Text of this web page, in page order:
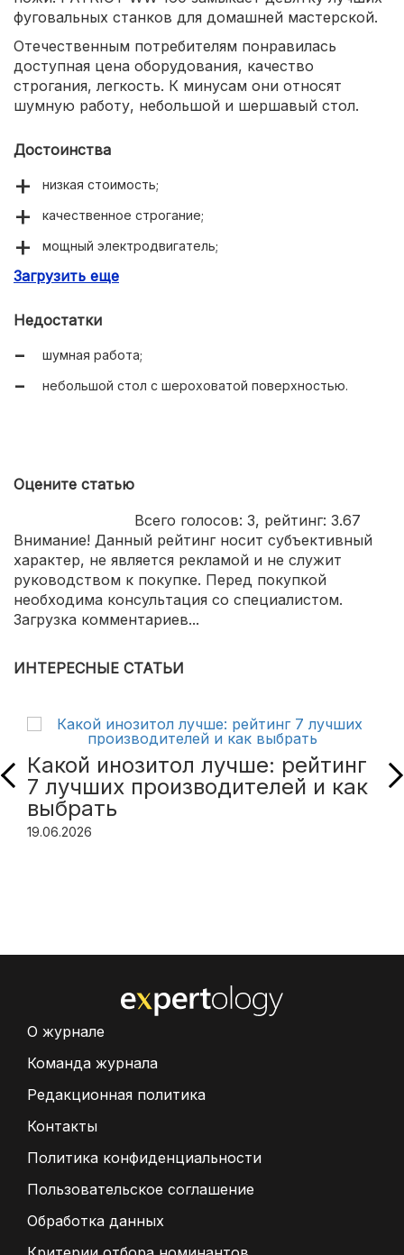
фуговальных станков для домашней мастерской.
Отечественным потребителям понравилась
доступная цена оборудования, качество
строгания, легкость. К минусам они относят
шумную работу, небольшой и шершавый стол.
Достоинства
низкая стоимость;
качественное строгание;
мощный электродвигатель;
легкость и компактность.
Загрузить еще
Недостатки
шумная работа;
небольшой стол с шероховатой поверхностью.
Оцените статью
Всего голосов: 3, рейтинг: 3.67
Внимание! Данный рейтинг носит субъективный
характер, не является рекламой и не служит
руководством к покупке. Перед покупкой
необходима консультация со специалистом.
Загрузка комментариев...
ИНТЕРЕСНЫЕ СТАТЬИ
Какой инозитол лучше: рейтинг
7 лучших производителей и как
выбрать
19.06.2026
О журнале
Команда журнала
Редакционная политика
Контакты
Политика конфиденциальности
Пользовательское соглашение
Обработка данных